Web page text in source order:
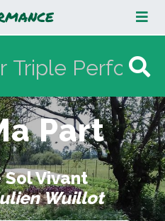
Part
Vivant
Wuillot